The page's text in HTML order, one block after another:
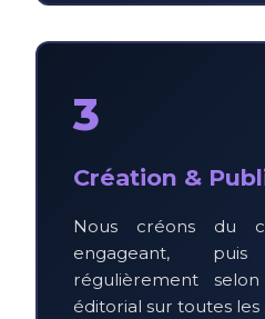
3
Création &
Nous créons du
engageant,
régulièrement
éditorial sur toutes